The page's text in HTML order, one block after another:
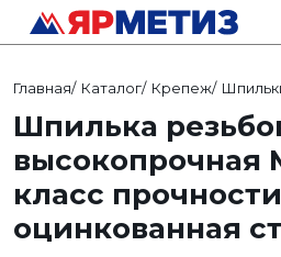
Главная/ Каталог/ Крепеж/
Шпилька
высокопрочная
класс прочности
оцинкованная